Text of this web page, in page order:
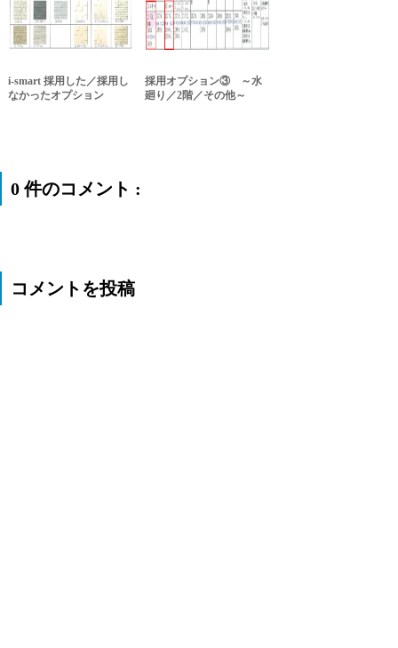
i-smart 採用した／採用し
なかったオプション
採用オプション③ ～水
廻り／2階／その他～
0 件のコメント :
コメントを投稿